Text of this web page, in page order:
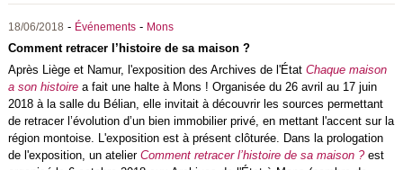
18/06/2018 - Événements- Mons
Comment retracer l’histoire de sa maison ?
Après Liège et Namur, l'exposition des Archives de l'État Chaque maison
a son histoirea fait une halte à Mons ! Organisée du 26 avril au 17 juin
2018 à la salle du Bélian, elle invitait à découvrir les sources permettant
de retracer l’évolution d’un bien immobilier privé, en mettant l'accent sur la
région montoise. L'exposition est à présent clôturée. Dans la prologation
de l'exposition, un atelier Comment retracer l’histoire de sa maison ?est